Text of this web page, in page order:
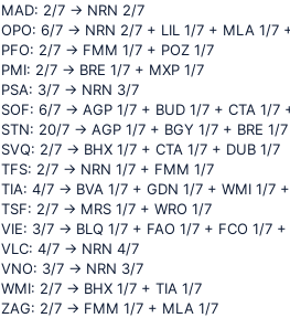
MAD: 2/7 -> NRN 2/7
OPO: 6/7 -> NRN 2/7 + LIL 1/7 + MLA 1/7
PFO: 2/7 -> FMM 1/7 + POZ 1/7
PMI: 2/7 -> BRE 1/7 + MXP 1/7
PSA: 3/7 -> NRN 3/7
SOF: 6/7 -> AGP 1/7 + BUD 1/7 + CTA 1/7
STN: 20/7 -> AGP 1/7 + BGY 1/7 + BRE
SVQ: 2/7 -> BHX 1/7 + CTA 1/7 + DUB 1/7
TFS: 2/7 -> NRN 1/7 + FMM 1/7
TIA: 4/7 -> BVA 1/7 + GDN 1/7 + WMI 1/7
TSF: 2/7 -> MRS 1/7 + WRO 1/7
VIE: 3/7 -> BLQ 1/7 + FAO 1/7 + FCO 1/7
VLC: 4/7 -> NRN 4/7
VNO: 3/7 -> NRN 3/7
WMI: 2/7 -> BHX 1/7 + TIA 1/7
ZAG: 2/7 -> FMM 1/7 + MLA 1/7